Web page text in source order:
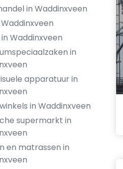
in Waddinxveen
Waddinxveen
Waddinxveen
in
apparatuur in
in Waddinxveen
supermarkt in
en matrassen in